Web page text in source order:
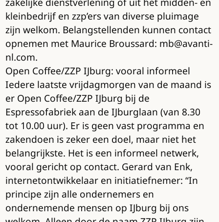
kleinbedrijf en zzp’ers van diverse pluimage
zijn welkom. Belangstellenden kunnen contact
opnemen met Maurice Broussard: mb@avanti-
nl.com.
Open Coffee/ZZP IJburg: vooral informeel
Iedere laatste vrijdagmorgen van de maand is
er Open Coffee/ZZP IJburg bij de
Espressofabriek aan de IJburglaan (van 8.30
tot 10.00 uur). Er is geen vast programma en
zakendoen is zeker een doel, maar niet het
belangrijkste. Het is een informeel netwerk,
vooral gericht op contact. Gerard van Enk,
internetontwikkelaar en initiatiefnemer: “In
principe zijn alle ondernemers en
ondernemende mensen op IJburg bij ons